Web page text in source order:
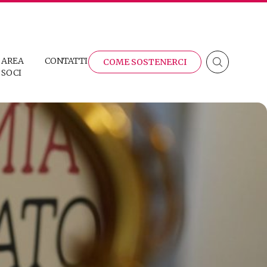
AREA
SOCI
CONTATTI COME SOSTENERCI